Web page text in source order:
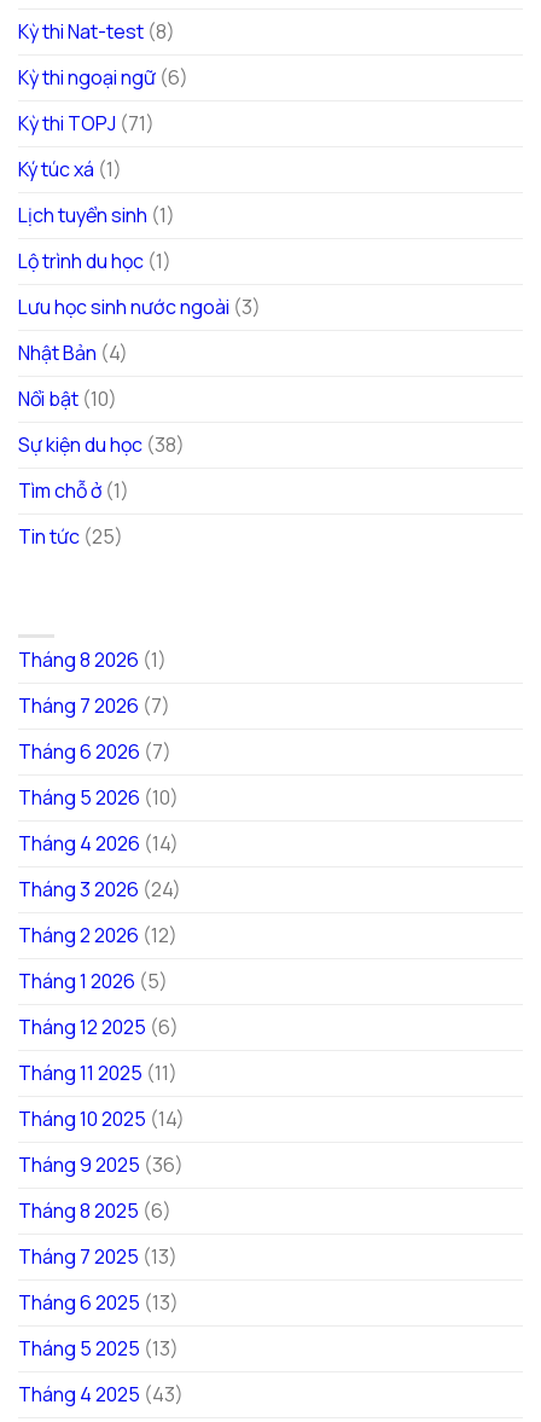
Kỳ thi Nat-test (8)
Kỳ thi ngoại ngữ (6)
Kỳ thi TOPJ (71)
Ký túc xá (1)
Lịch tuyển sinh (1)
Lộ trình du học (1)
Lưu học sinh nước ngoài (3)
Nhật Bản (4)
Nổi bật (10)
Sự kiện du học (38)
Tìm chỗ ở (1)
Tin tức (25)
Tháng 8 2026 (1)
Tháng 7 2026 (7)
Tháng 6 2026 (7)
Tháng 5 2026 (10)
Tháng 4 2026 (14)
Tháng 3 2026 (24)
Tháng 2 2026 (12)
Tháng 1 2026 (5)
Tháng 12 2025 (6)
Tháng 11 2025 (11)
Tháng 10 2025 (14)
Tháng 9 2025 (36)
Tháng 8 2025 (6)
Tháng 7 2025 (13)
Tháng 6 2025 (13)
Tháng 5 2025 (13)
Tháng 4 2025 (43)